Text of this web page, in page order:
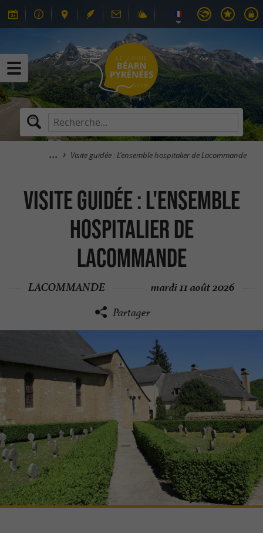
Visite guidée : L'ensemble hospitalier de Lacommande
Visite guidée : L'ensemble
hospitalier de
Lacommande
LACOMMANDE mardi 11 août 2026
Partager